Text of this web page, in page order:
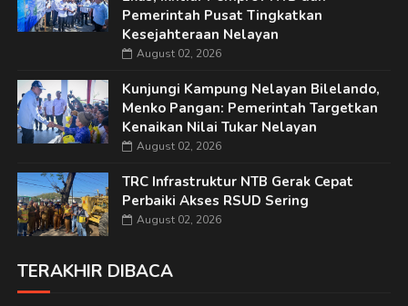
Pemerintah Pusat Tingkatkan
Kesejahteraan Nelayan
August 02, 2026
Kunjungi Kampung Nelayan Bilelando,
Menko Pangan: Pemerintah Targetkan
Kenaikan Nilai Tukar Nelayan
August 02, 2026
TRC Infrastruktur NTB Gerak Cepat
Perbaiki Akses RSUD Sering
August 02, 2026
TERAKHIR DIBACA